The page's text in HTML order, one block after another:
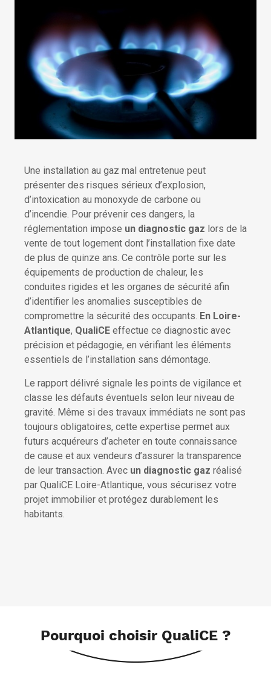
Une installation au gaz mal entretenue peut
présenter des risques sérieux d’explosion,
d’intoxication au monoxyde de carbone ou
d’incendie. Pour prévenir ces dangers, la
réglementation impose un diagnostic gaz lors de la
vente de tout logement dont l’installation fixe date
de plus de quinze ans. Ce contrôle porte sur les
équipements de production de chaleur, les
conduites rigides et les organes de sécurité afin
d’identifier les anomalies susceptibles de
compromettre la sécurité des occupants. En Loire-
Atlantique, QualiCE effectue ce diagnostic avec
précision et pédagogie, en vérifiant les éléments
essentiels de l’installation sans démontage.
Le rapport délivré signale les points de vigilance et
classe les défauts éventuels selon leur niveau de
gravité. Même si des travaux immédiats ne sont pas
toujours obligatoires, cette expertise permet aux
futurs acquéreurs d’acheter en toute connaissance
de cause et aux vendeurs d’assurer la transparence
de leur transaction. Avec un diagnostic gaz réalisé
par QualiCE Loire-Atlantique, vous sécurisez votre
projet immobilier et protégez durablement les
habitants.
Pourquoi choisir QualiCE ?